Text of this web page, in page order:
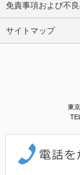
東
免責事項および不
サイトマップ